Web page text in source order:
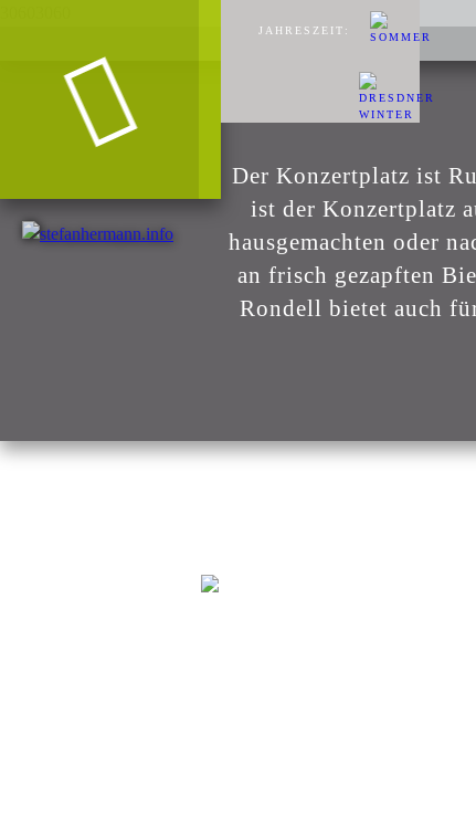
JAHRESZEIT:
Der Konzertplatz ist
ist der Konzertplatz
hausgemachten oder
an frisch gezapften
Rondell bietet auch